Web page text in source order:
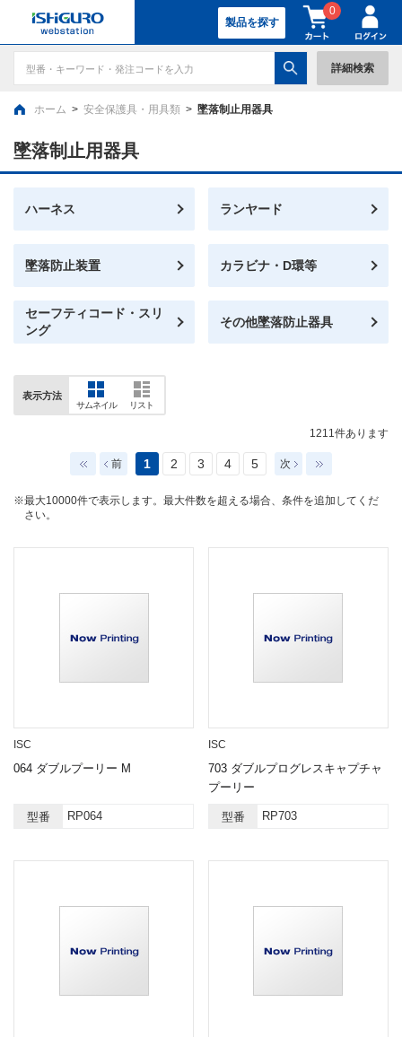
製品を探す
0
詳細検索
ホーム > 安全保護具・用具類 > 墜落制止用器具
墜落制止用器具
ハーネス ランヤード
墜落防止装置 カラビナ・D環等
セーフティコード・スリ
ング
その他墜落防止器具
表示方法
サムネイル リスト
1211件あります
前 1 2 3 4 5 次
※最大10000件で表示します。最大件数を超える場合、条件を追加してくだ
さい。
ISC
064 ダブルプーリー M
型番 RP064
ISC
703 ダブルプログレスキャプチャ
プーリー
型番 RP703